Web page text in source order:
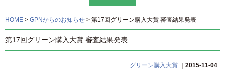
HOME > GPNからのお知らせ > 第17回グリーン購入大賞 審査結果発表
第17回グリーン購入大賞 審査結果発表
グリーン購入大賞 ｜ 2015-11-04